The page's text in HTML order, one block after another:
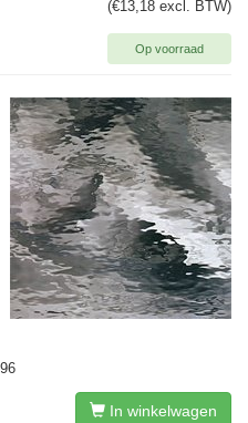
(€13,18 excl. BTW)
Op voorraad
In winkelwagen